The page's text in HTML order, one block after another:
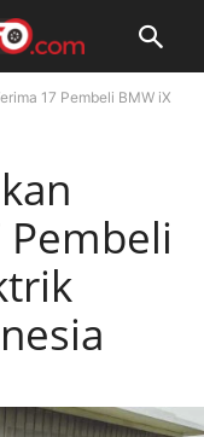
17 Pembeli BMW iX